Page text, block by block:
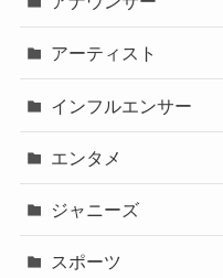
アーティスト
インフルエンサー
エンタメ
ジャニーズ
スポーツ